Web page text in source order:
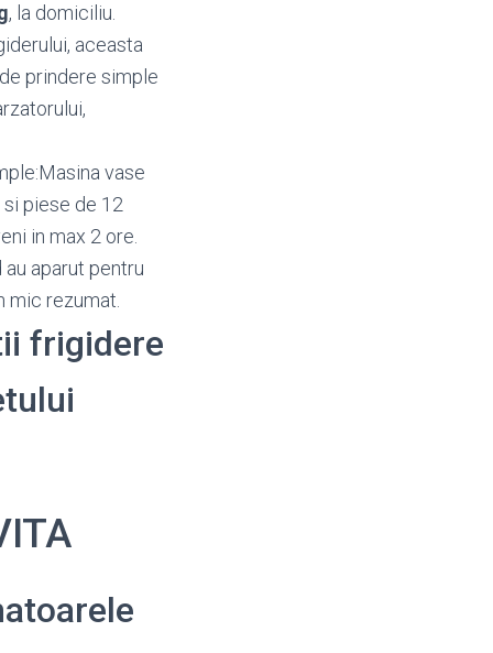
, la domiciliu.
aceasta
prindere simple
vase
piese de 12
in max 2 ore.
aparut pentru
mic rezumat.
frigidere